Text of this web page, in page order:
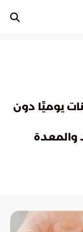
يوميًا دون
والمعدة